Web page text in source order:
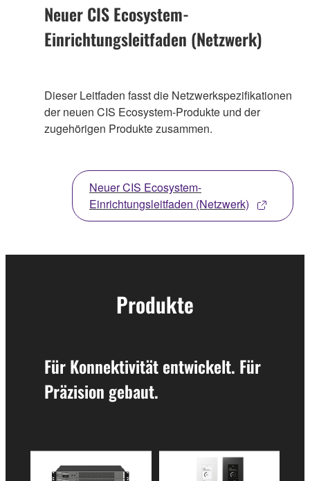
Neuer CIS Ecosystem-
Einrichtungsleitfaden (Netzwerk)
Dieser Leitfaden fasst die Netzwerkspezifikationen
der neuen CIS Ecosystem-Produkte und der
zugehörigen Produkte zusammen.
Neuer CIS Ecosystem-
Einrichtungsleitfaden (Netzwerk)
Produkte
Für Konnektivität entwickelt. Für
Präzision gebaut.